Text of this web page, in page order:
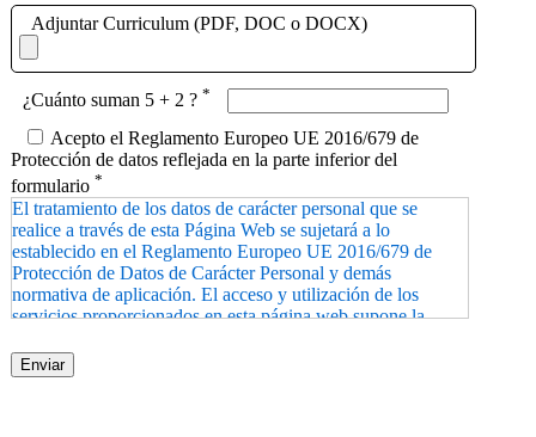
Adjuntar Curriculum (PDF, DOC o DOCX)
¿Cuánto suman 5 + 2 ? *
Acepto el Reglamento Europeo UE 2016/679 de
Protección de datos reflejada en la parte inferior del
formulario *
El tratamiento de los datos de carácter personal que se
realice a través de esta Página Web se sujetará a lo
establecido en el Reglamento Europeo UE 2016/679 de
Protección de Datos de Carácter Personal y demás
normativa de aplicación. El acceso y utilización de los
servicios proporcionados en esta página web supone la
Usuarios. Los datos de carácter personal que se recaben y
traten a través de esta sede electrónica tienen como